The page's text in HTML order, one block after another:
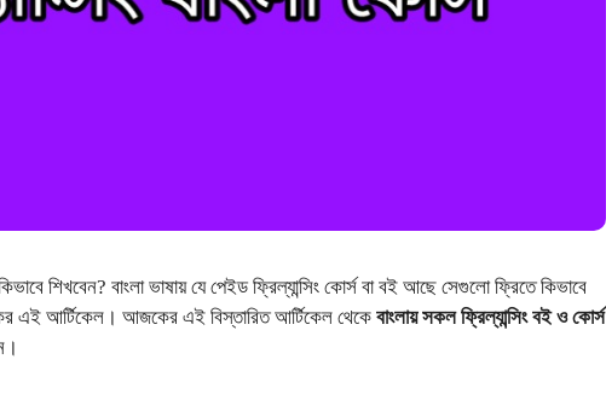
কিভাবে শিখবেন? বাংলা ভাষায় যে পেইড ফ্রিল্যান্সিং কোর্স বা বই আছে সেগুলো ফ্রিতে কিভাবে
এই আর্টিকেল। আজকের এই বিস্তারিত আর্টিকেল থেকে বাংলায় সকল ফ্রিল্যান্সিং বই ও কোর্স